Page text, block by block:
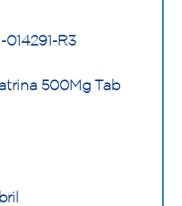
R3
500Mg Tab